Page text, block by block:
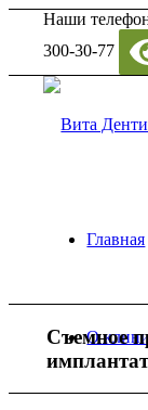
Наши
300-30-77
Главная
О
Съемное